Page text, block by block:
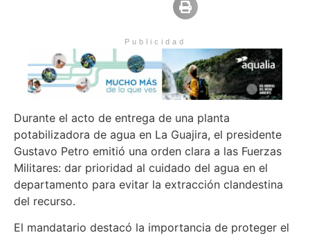
Publicidad
Durante el acto de entrega de una planta
potabilizadora de agua en La Guajira, el presidente
Gustavo Petro emitió una orden clara a las Fuerzas
Militares: dar prioridad al cuidado del agua en el
departamento para evitar la extracción clandestina
del recurso.
El mandatario destacó la importancia de proteger el